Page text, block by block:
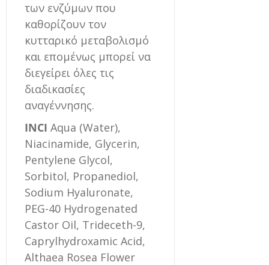
των ενζύμων που
καθορίζουν τον
κυτταρικό μεταβολισμό
και επομένως μπορεί να
διεγείρει όλες τις
διαδικασίες
αναγέννησης.
INCI Aqua (Water),
Niacinamide, Glycerin,
Pentylene Glycol,
Sorbitol, Propanediol,
Sodium Hyaluronate,
PEG-40 Hydrogenated
Castor Oil, Trideceth-9,
Caprylhydroxamic Acid,
Althaea Rosea Flower